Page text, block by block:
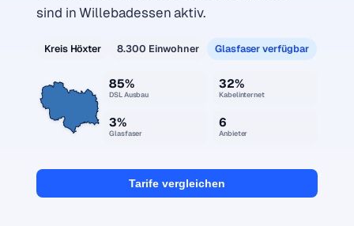
sind in Willebadessen aktiv.
Kreis Höxter 8.300 Einwohner Glasfaser verfügbar
85%
DSL Ausbau
32%
Kabelinternet
3%
Glasfaser
6
Anbieter
Tarife vergleichen